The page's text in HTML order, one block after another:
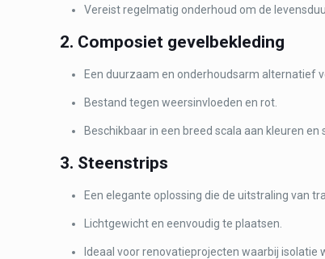
Vereist regelmatig onderhoud om de
2. Composiet gevelbekleding
Een duurzaam en onderhoudsarm alternatief
Bestand tegen weersinvloeden en rot.
Beschikbaar in een breed scala aan kleuren en
3. Steenstrips
Een elegante oplossing die de uitstraling van
Lichtgewicht en eenvoudig te plaatsen.
Ideaal voor renovatieprojecten waarbij isolatie